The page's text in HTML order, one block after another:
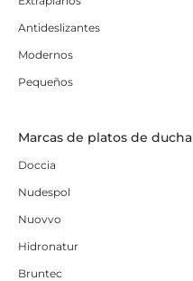
Antideslizantes
Modernos
Pequeños
Marcas de platos de ducha
Doccia
Nudespol
Nuovvo
Hidronatur
Bruntec